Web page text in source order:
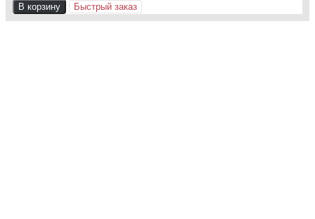
В корзину Быстрый заказ